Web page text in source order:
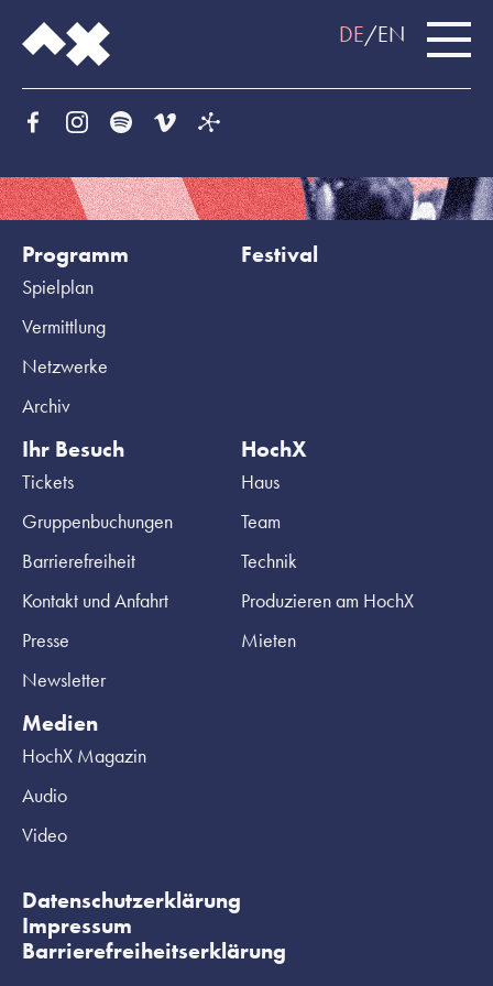
DE EN
Programm
Spielplan
Vermittlung
Netzwerke
Archiv
Festival
Ihr Besuch
Tickets
Gruppenbuchungen
Barrierefreiheit
Kontakt und Anfahrt
Presse
Newsletter
HochX
Haus
Team
Technik
Produzieren am HochX
Mieten
Medien
HochX Magazin
Audio
Video
Datenschutzerklärung
Impressum
Barrierefreiheitserklärung